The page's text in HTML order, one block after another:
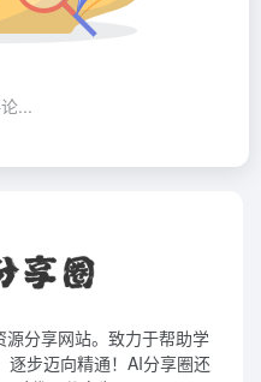
...
分享网站。致力于帮助学
逐步迈向精通！AI分享圈还